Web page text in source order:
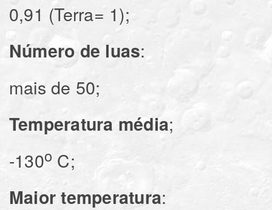
0,91 (Terra= 1);
Número de luas
mais de 50;
Temperatura média
-130o C;
Maior temperatura